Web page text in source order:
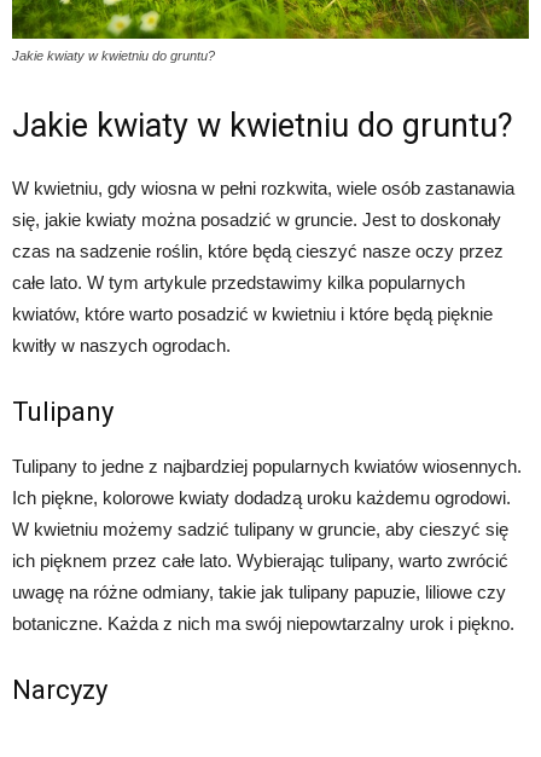
Jakie kwiaty w kwietniu do gruntu?
Jakie kwiaty w kwietniu do gruntu?
W kwietniu, gdy wiosna w pełni rozkwita, wiele osób zastanawia
się, jakie kwiaty można posadzić w gruncie. Jest to doskonały
czas na sadzenie roślin, które będą cieszyć nasze oczy przez
całe lato. W tym artykule przedstawimy kilka popularnych
kwiatów, które warto posadzić w kwietniu i które będą pięknie
kwitły w naszych ogrodach.
Tulipany
Tulipany to jedne z najbardziej popularnych kwiatów wiosennych.
Ich piękne, kolorowe kwiaty dodadzą uroku każdemu ogrodowi.
W kwietniu możemy sadzić tulipany w gruncie, aby cieszyć się
ich pięknem przez całe lato. Wybierając tulipany, warto zwrócić
uwagę na różne odmiany, takie jak tulipany papuzie, liliowe czy
botaniczne. Każda z nich ma swój niepowtarzalny urok i piękno.
Narcyzy